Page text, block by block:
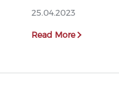
25.04.2023
Read More